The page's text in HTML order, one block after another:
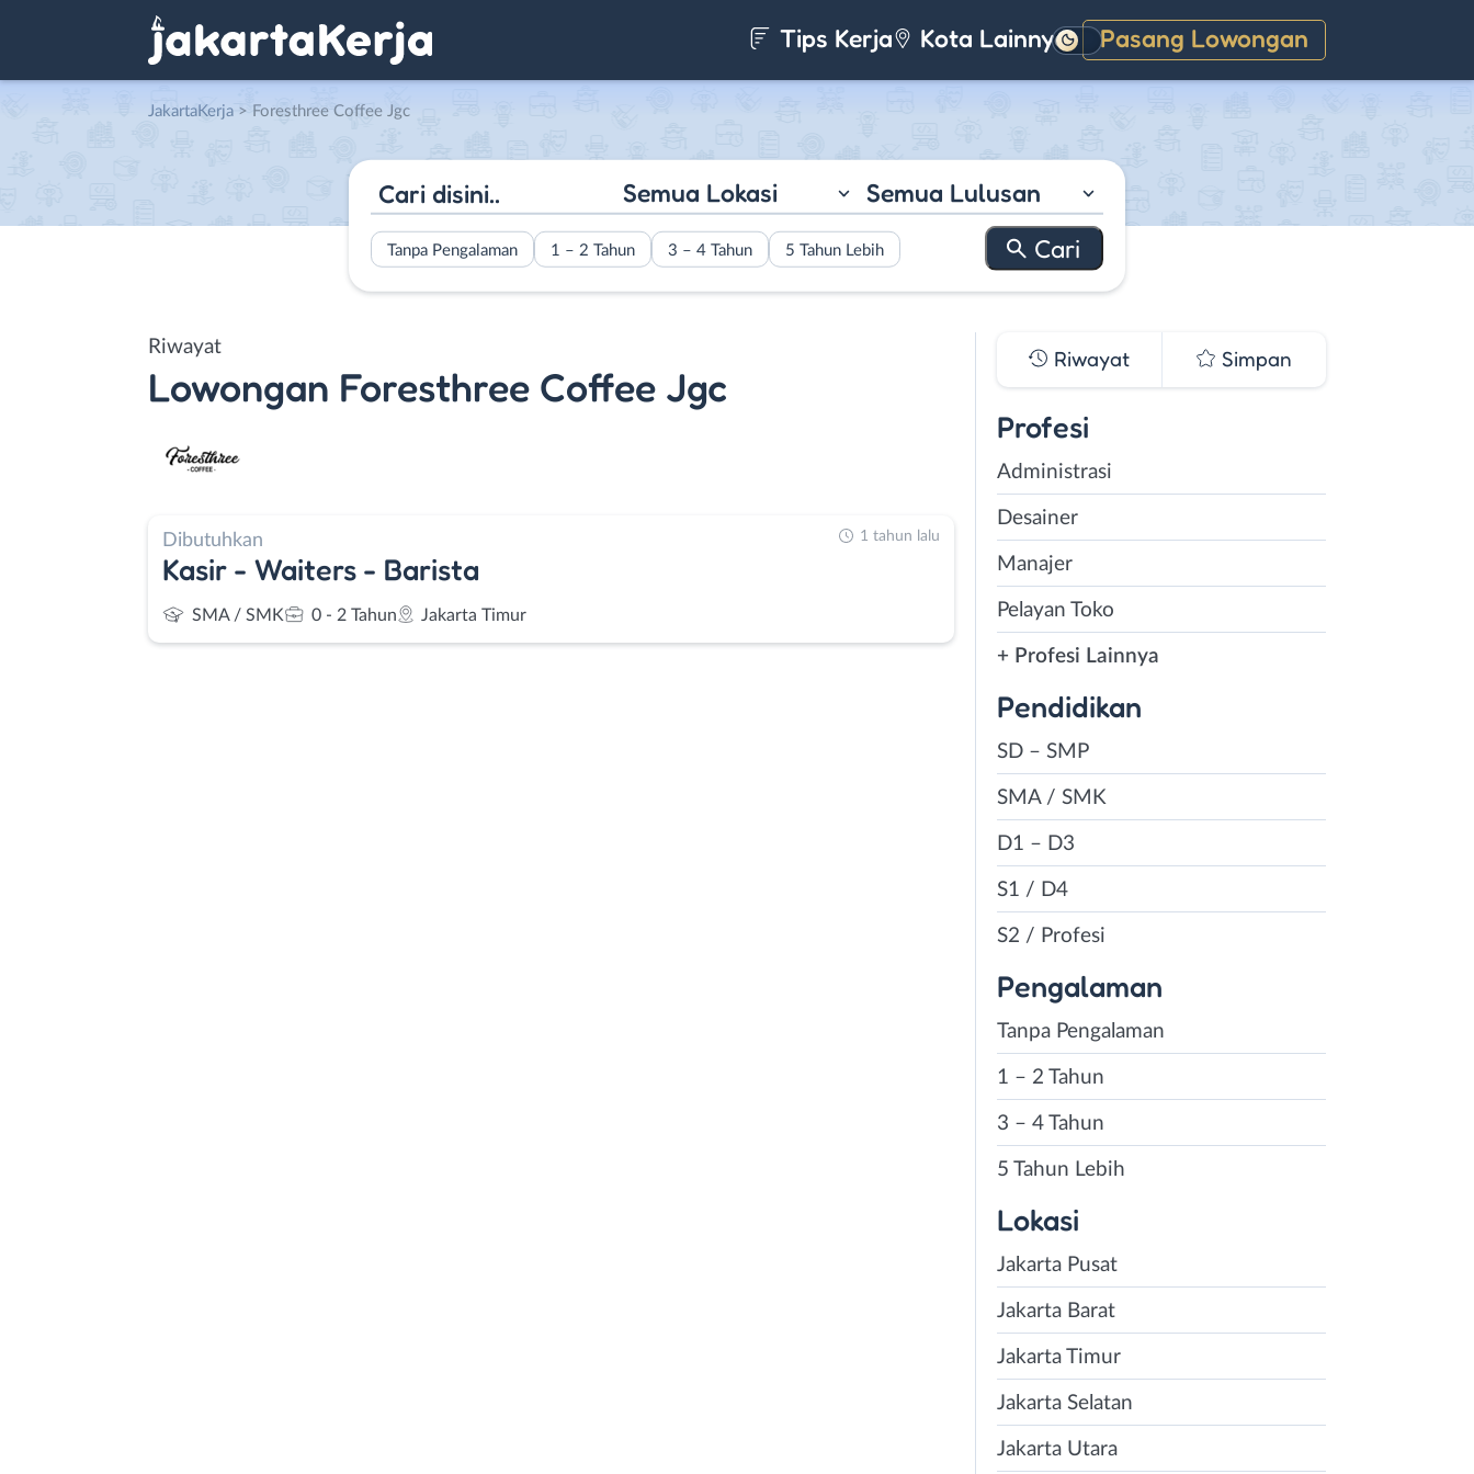
Tips Kerja Kota Lainnya Pasang Lowongan
Gelap
JakartaKerja > Foresthree Coffee Jgc
Semua Lokasi Semua Lulusan
Tanpa Pengalaman 1 – 2 Tahun 3 – 4 Tahun 5 Tahun Lebih
Riwayat
Lowongan Foresthree Coffee Jgc
Dibutuhkan
Kasir - Waiters - Barista
SMA / SMK 0 - 2 Tahun Jakarta Timur
1 tahun lalu
Riwayat Simpan
Profesi
Administrasi
Desainer
Manajer
Pelayan Toko
+ Profesi Lainnya
Pendidikan
SD – SMP
SMA / SMK
D1 – D3
S1 / D4
S2 / Profesi
Pengalaman
Tanpa Pengalaman
1 – 2 Tahun
3 – 4 Tahun
5 Tahun Lebih
Lokasi
Jakarta Pusat
Jakarta Barat
Jakarta Timur
Jakarta Selatan
Jakarta Utara